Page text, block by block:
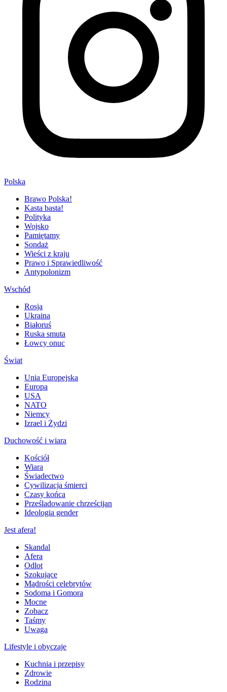
Polska
Brawo Polska!
Kasta basta!
Polityka
Wojsko
Pamiętamy
Sondaż
Wieści z kraju
Prawo i Sprawiedliwość
Antypolonizm
Wschód
Rosja
Ukraina
Białoruś
Ruska smuta
Łowcy onuc
Świat
Unia Europejska
Europa
USA
NATO
Niemcy
Izrael i Żydzi
Duchowość i wiara
Kościół
Wiara
Świadectwo
Cywilizacja śmierci
Czasy końca
Prześladowanie chrześcijan
Ideologia gender
Jest afera!
Skandal
Afera
Odlot
Szokujące
Mądrości celebrytów
Sodoma i Gomora
Mocne
Zobacz
Taśmy
Uwaga
Lifestyle i obyczaje
Kuchnia i przepisy
Zdrowie
Rodzina